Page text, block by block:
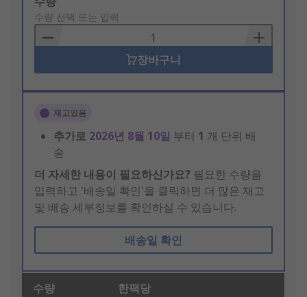
to
Basket
수량 선택 또는 입력
장바구니
재고있음
추가로 2026년 8월 10일 부터 1 개 단위 배
송
더 자세한 내용이 필요하신가요? 필요한 수량을
입력하고 '배송일 확인'을 클릭하면 더 많은 재고
및 배송 세부정보를 확인하실 수 있습니다.
배송일 확인
수량 한팩당